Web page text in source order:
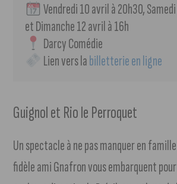
Vendredi 10 avril à 20h30,
et Dimanche 12 avril à 16h
Darcy Comédie
Lien vers la billetterie en ligne
Guignol et Rio le Perroquet
Un spectacle à ne pas manquer en
fidèle ami Gnafron vous embarquent